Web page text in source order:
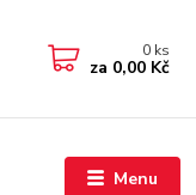
Menu
0 ks
za 0,00 Kč